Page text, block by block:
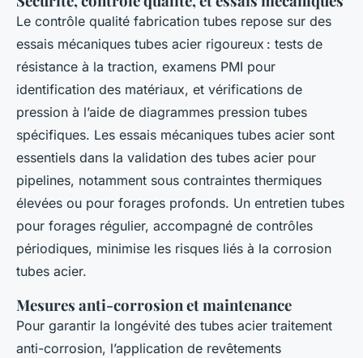
Le contrôle qualité fabrication tubes repose sur des
essais mécaniques tubes acier rigoureux : tests de
résistance à la traction, examens PMI pour
identification des matériaux, et vérifications de
pression à l’aide de diagrammes pression tubes
spécifiques. Les essais mécaniques tubes acier sont
essentiels dans la validation des tubes acier pour
pipelines, notamment sous contraintes thermiques
élevées ou pour forages profonds. Un entretien tubes
pour forages régulier, accompagné de contrôles
périodiques, minimise les risques liés à la corrosion
tubes acier.
Mesures anti-corrosion et maintenance
Pour garantir la longévité des tubes acier traitement
anti-corrosion, l’application de revêtements